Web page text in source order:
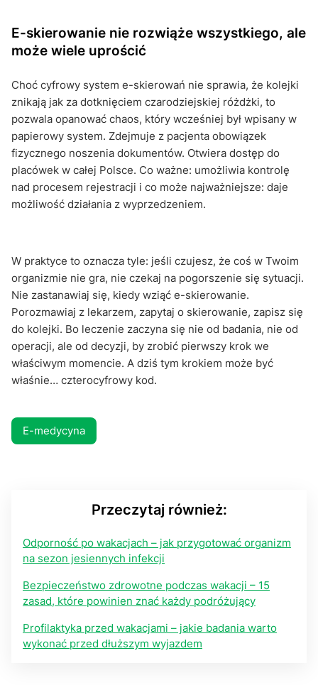
E-skierowanie nie rozwiąże wszystkiego, ale
może wiele uprościć
Choć cyfrowy system e-skierowań nie sprawia, że kolejki
znikają jak za dotknięciem czarodziejskiej różdżki, to
pozwala opanować chaos, który wcześniej był wpisany w
papierowy system. Zdejmuje z pacjenta obowiązek
fizycznego noszenia dokumentów. Otwiera dostęp do
placówek w całej Polsce. Co ważne: umożliwia kontrolę
nad procesem rejestracji i co może najważniejsze: daje
możliwość działania z wyprzedzeniem.
W praktyce to oznacza tyle: jeśli czujesz, że coś w Twoim
organizmie nie gra, nie czekaj na pogorszenie się sytuacji.
Nie zastanawiaj się, kiedy wziąć e-skierowanie.
Porozmawiaj z lekarzem, zapytaj o skierowanie, zapisz się
do kolejki. Bo leczenie zaczyna się nie od badania, nie od
operacji, ale od decyzji, by zrobić pierwszy krok we
właściwym momencie. A dziś tym krokiem może być
właśnie… czterocyfrowy kod.
E-medycyna
Przeczytaj również:
Odporność po wakacjach – jak przygotować organizm
na sezon jesiennych infekcji
Bezpieczeństwo zdrowotne podczas wakacji – 15
zasad, które powinien znać każdy podróżujący
Profilaktyka przed wakacjami – jakie badania warto
wykonać przed dłuższym wyjazdem